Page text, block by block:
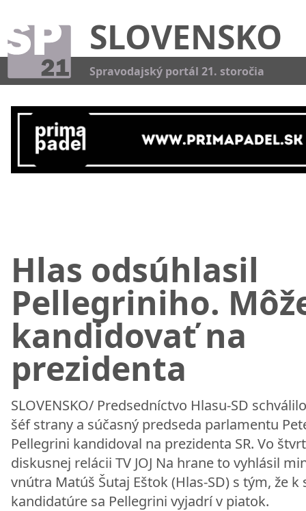
SLOVENSKO
Spravodajský portál 21. storočia
Hlas odsúhlasil
Pellegriniho.
kandidovať na
prezidenta
SLOVENSKO/ Predsedníctvo Hlasu-SD
šéf strany a súčasný predseda parlamentu
Pellegrini kandidoval na prezidenta SR. Vo
diskusnej relácii TV JOJ Na hrane to vyhlásil
vnútra Matúš Šutaj Eštok (Hlas-SD) s tým, že k
kandidatúre sa Pellegrini vyjadrí v piatok.